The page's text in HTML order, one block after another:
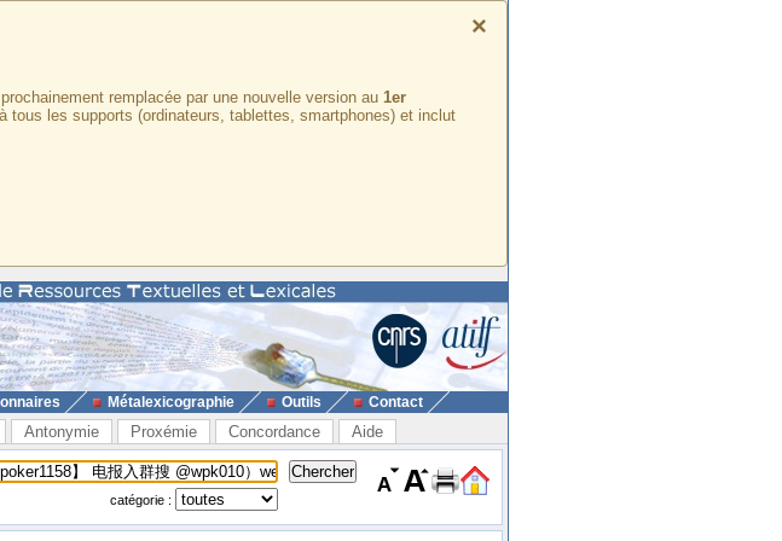
×
remplacée par une nouvelle version au 1er
tous les supports (ordinateurs, tablettes, smartphones) et inclut
Métalexicographie Outils Contact
Antonymie Proxémie Concordance Aide
catégorie :